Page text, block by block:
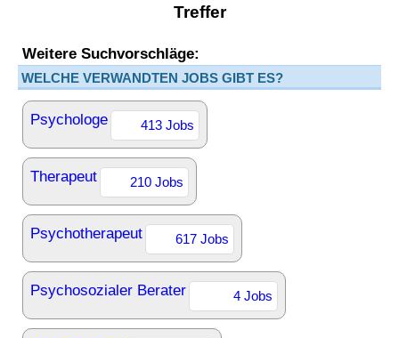
Treffer
Weitere Suchvorschläge:
WELCHE VERWANDTEN JOBS GIBT ES?
Psychologe 413 Jobs
Therapeut 210 Jobs
Psychotherapeut 617 Jobs
Psychosozialer Berater 4 Jobs